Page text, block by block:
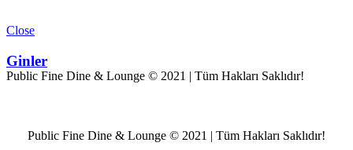
Close
Ginler
Public Fine Dine & Lounge © 2021 | Tüm Hakları Saklıdır!
Public Fine Dine & Lounge © 2021 | Tüm Hakları Saklıdır!